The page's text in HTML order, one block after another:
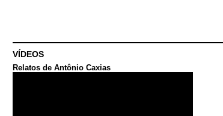
VÍDEOS
Relatos de Antônio Caxias